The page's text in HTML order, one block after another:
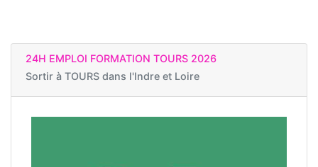
24H EMPLOI FORMATION TOURS 2026
Sortir à TOURS dans l'Indre et Loire